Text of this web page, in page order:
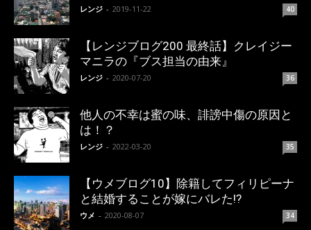
レンジ - 2019-11-22 40
【レンジブログ200 最終話】クレイジー
マニラの『ブス担当の由来』
レンジ - 2020-07-20 36
他人の不幸は蜜の味、誹謗中傷の原因と
は！？
レンジ - 2022-03-20 35
【ウメブログ10】除籍してフィリピーナ
と結婚することが嫁にバレた!?
ウメ - 2020-08-07 34